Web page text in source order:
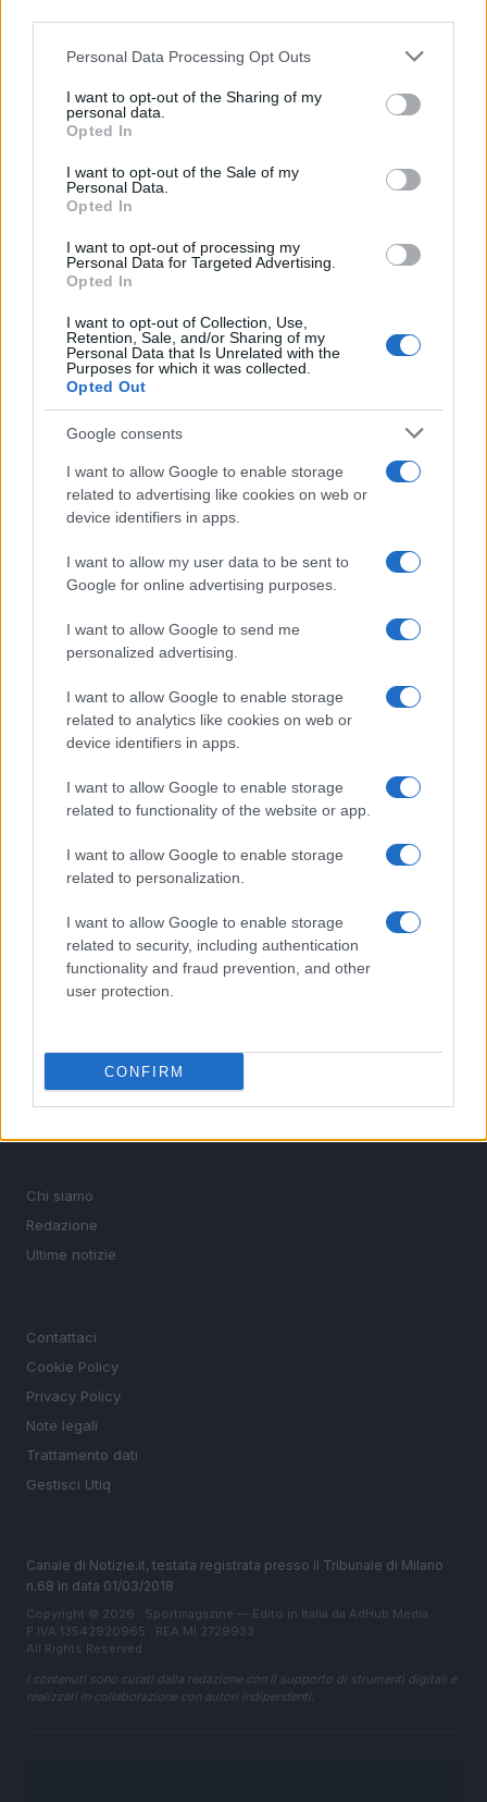
Please note that this website/app uses one or more Google
not limited to your visit or usage behaviour. You may click to
grant or deny consent to Google and its third-party tags to
use your data for below specified purposes in below Google
consent section.
Personal Data Processing Opt Outs
I want to opt-out of the Sharing of my
personal data.
Opted In
I want to opt-out of the Sale of my
Personal Data.
Opted In
I want to opt-out of processing my
Personal Data for Targeted Advertising.
Opted In
I want to opt-out of Collection, Use,
Retention, Sale, and/or Sharing of my
Personal Data that Is Unrelated with the
Purposes for which it was collected.
Opted Out
Google consents
I want to allow Google to enable storage
related to advertising like cookies on web or
device identifiers in apps.
I want to allow my user data to be sent to
Google for online advertising purposes.
I want to allow Google to send me
personalized advertising.
I want to allow Google to enable storage
related to analytics like cookies on web or
device identifiers in apps.
I want to allow Google to enable storage
related to functionality of the website or app.
I want to allow Google to enable storage
related to personalization.
I want to allow Google to enable storage
related to security, including authentication
functionality and fraud prevention, and other
user protection.
CONFIRM
l’attenzione verso il noleggio auto
Redazione Sport Magazine · 6 Ago 2026
PIÙ LETTI
Il film su Gilles Villeneuve arriva nelle sale: tutto
quello che c’è da sapere
Audi Nuvolari: prestazioni, design e prezzo della
nuova supercar ibrida
Fondi garantiti per i Gran Premi di Formula 1: 5,25
milioni per il 2026
stagione deludente
Chi si muove spesso cerca soluzioni semplici: cresce
l’attenzione verso il noleggio auto
Sportmagazine: notizie, approfondimenti e classifiche su
MotoGP e Olimpiadi. Le ultime news dalle competizioni
nazionali e internazionali, gli highlight delle partite, le
le discipline che fanno emozionare gli appassionati di
Calcio
Tennis
Motori
Altri sport
Chi siamo
Redazione
Ultime notizie
Contattaci
Cookie Policy
Privacy Policy
Note legali
Trattamento dati
Gestisci Utiq
Canale di Notizie.it, testata registrata presso il Tribunale di Milano
n.68 in data 01/03/2018
Copyright © 2026 · Sportmagazine — Edito in Italia da AdHub Media
P.IVA 13542920965 · REA MI 2729933
All Rights Reserved
I contenuti sono curati dalla redazione con il supporto di strumenti digitali e
realizzati in collaborazione con autori indipendenti.